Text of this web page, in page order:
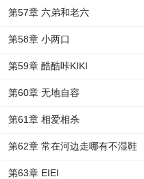
第57章 六弟和老六
第58章 小两口
第59章 酷酷咔KIKI
第60章 无地自容
第61章 相爱相杀
第62章 常在河边走哪有不湿鞋
第63章 EIEI